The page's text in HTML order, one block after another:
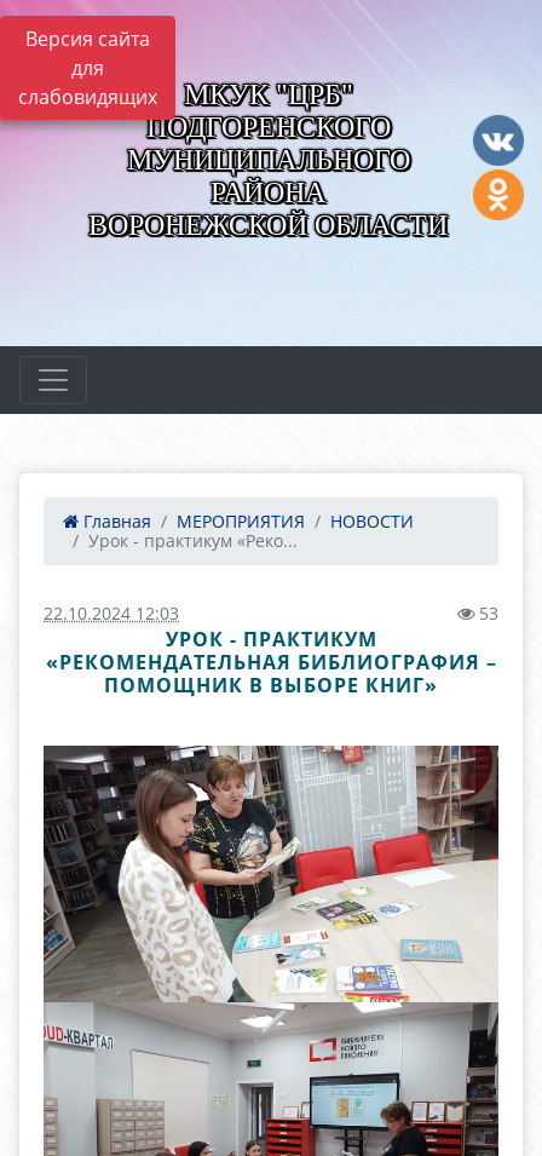
Версия сайта
для
слабовидящих
МКУК "ЦРБ"
ПОДГОРЕНСКОГО
МУНИЦИПАЛЬНОГО
РАЙОНА
ВОРОНЕЖСКОЙ ОБЛАСТИ
Главная МЕРОПРИЯТИЯ
НОВОСТИ
Урок - практикум «Реко...
22.10.2024 12:03 53
УРОК - ПРАКТИКУМ
«РЕКОМЕНДАТЕЛЬНАЯ БИБЛИОГРАФИЯ –
ПОМОЩНИК В ВЫБОРЕ КНИГ»